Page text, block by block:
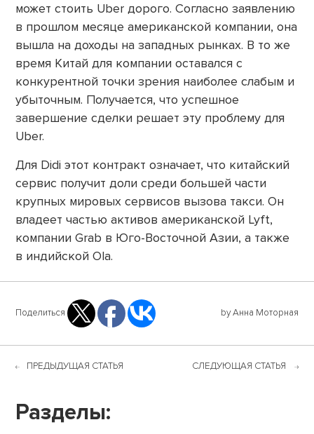
может стоить Uber дорого. Согласно заявлению
в прошлом месяце американской компании, она
вышла на доходы на западных рынках. В то же
время Китай для компании оставался с
конкурентной точки зрения наиболее слабым и
убыточным. Получается, что успешное
завершение сделки решает эту проблему для
Uber.
Для Didi этот контракт означает, что китайский
сервис получит доли среди большей части
крупных мировых сервисов вызова такси. Он
владеет частью активов американской Lyft,
компании Grab в Юго-Восточной Азии, а также
в индийской Ola.
Поделиться by Анна Моторная
ПРЕДЫДУЩАЯ СТАТЬЯ СЛЕДУЮЩАЯ СТАТЬЯ
Разделы: